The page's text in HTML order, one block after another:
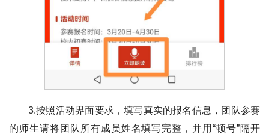
3.按照活动界面要求，填写真实的报名信息，团队参赛
的师生请将团队所有成员姓名填写完整，并用“顿号”隔开